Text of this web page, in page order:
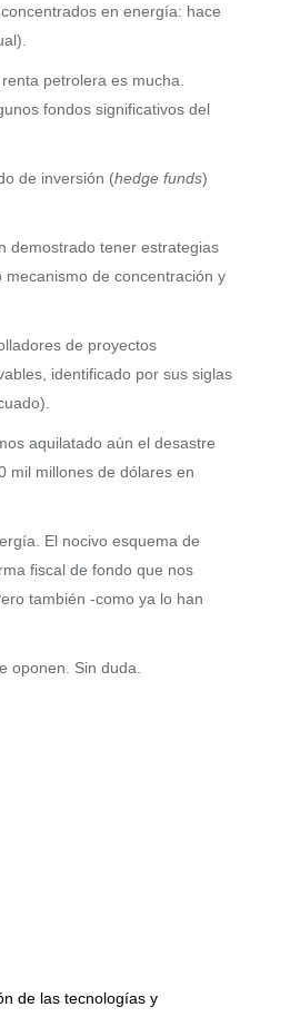
en energía: hace
petrolera es mucha.
fondos significativos del
de inversión (hedge funds)
demostrado tener estrategias
de concentración y
de proyectos
identificado por sus siglas
aquilatado aún el desastre
mil millones de dólares en
El nocivo esquema de
fiscal de fondo que nos
también -como ya lo han
oponen. Sin duda.
de las tecnologías y